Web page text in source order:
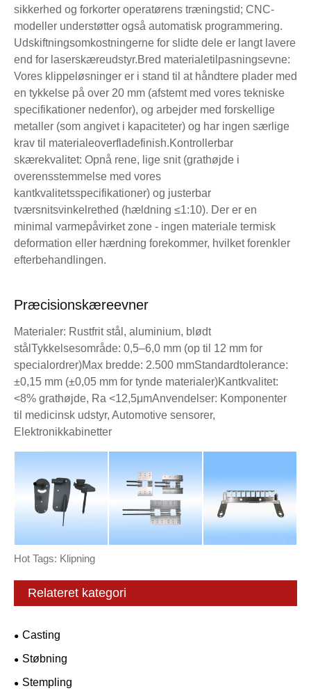
sikkerhed og forkorter operatørens træningstid; CNC-
modeller understøtter også automatisk programmering.
Udskiftningsomkostningerne for slidte dele er langt lavere
end for laserskæreudstyr.Bred materialetilpasningsevne:
Vores klippeløsninger er i stand til at håndtere plader med
en tykkelse på over 20 mm (afstemt med vores tekniske
specifikationer nedenfor), og arbejder med forskellige
metaller (som angivet i kapaciteter) og har ingen særlige
krav til materialeoverfladefinish.Kontrollerbar
skærekvalitet: Opnå rene, lige snit (grathøjde i
overensstemmelse med vores
kantkvalitetsspecifikationer) og justerbar
tværsnitsvinkelrethed (hældning ≤1:10). Der er en
minimal varmepåvirket zone - ingen materiale termisk
deformation eller hærdning forekommer, hvilket forenkler
efterbehandlingen.
Præcisionskæreevner
Materialer: Rustfrit stål, aluminium, blødt
stål Tykkelsesområde: 0,5–6,0 mm (op til 12 mm for
specialordrer)Max bredde: 2.500 mmStandardtolerance:
±0,15 mm (±0,05 mm for tynde materialer)Kantkvalitet:
<8% grathøjde, Ra <12,5μmAnvendelser: Komponenter
til medicinsk udstyr, Automotive sensorer,
Elektronikkabinetter
Hot Tags: Klipning
Relateret kategori
Casting
Støbning
Stempling